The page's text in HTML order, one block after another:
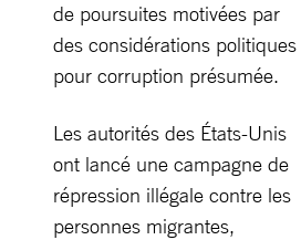
de poursuites motivées par
des considérations politiques
pour corruption présumée.
Les autorités des États-Unis
ont lancé une campagne de
répression illégale contre les
personnes migrantes,